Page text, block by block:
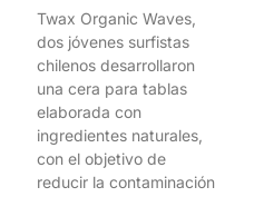
Twax Organic Waves,
dos jóvenes surfistas
chilenos desarrollaron
una cera para tablas
elaborada con
ingredientes naturales,
con el objetivo de
reducir la contaminación